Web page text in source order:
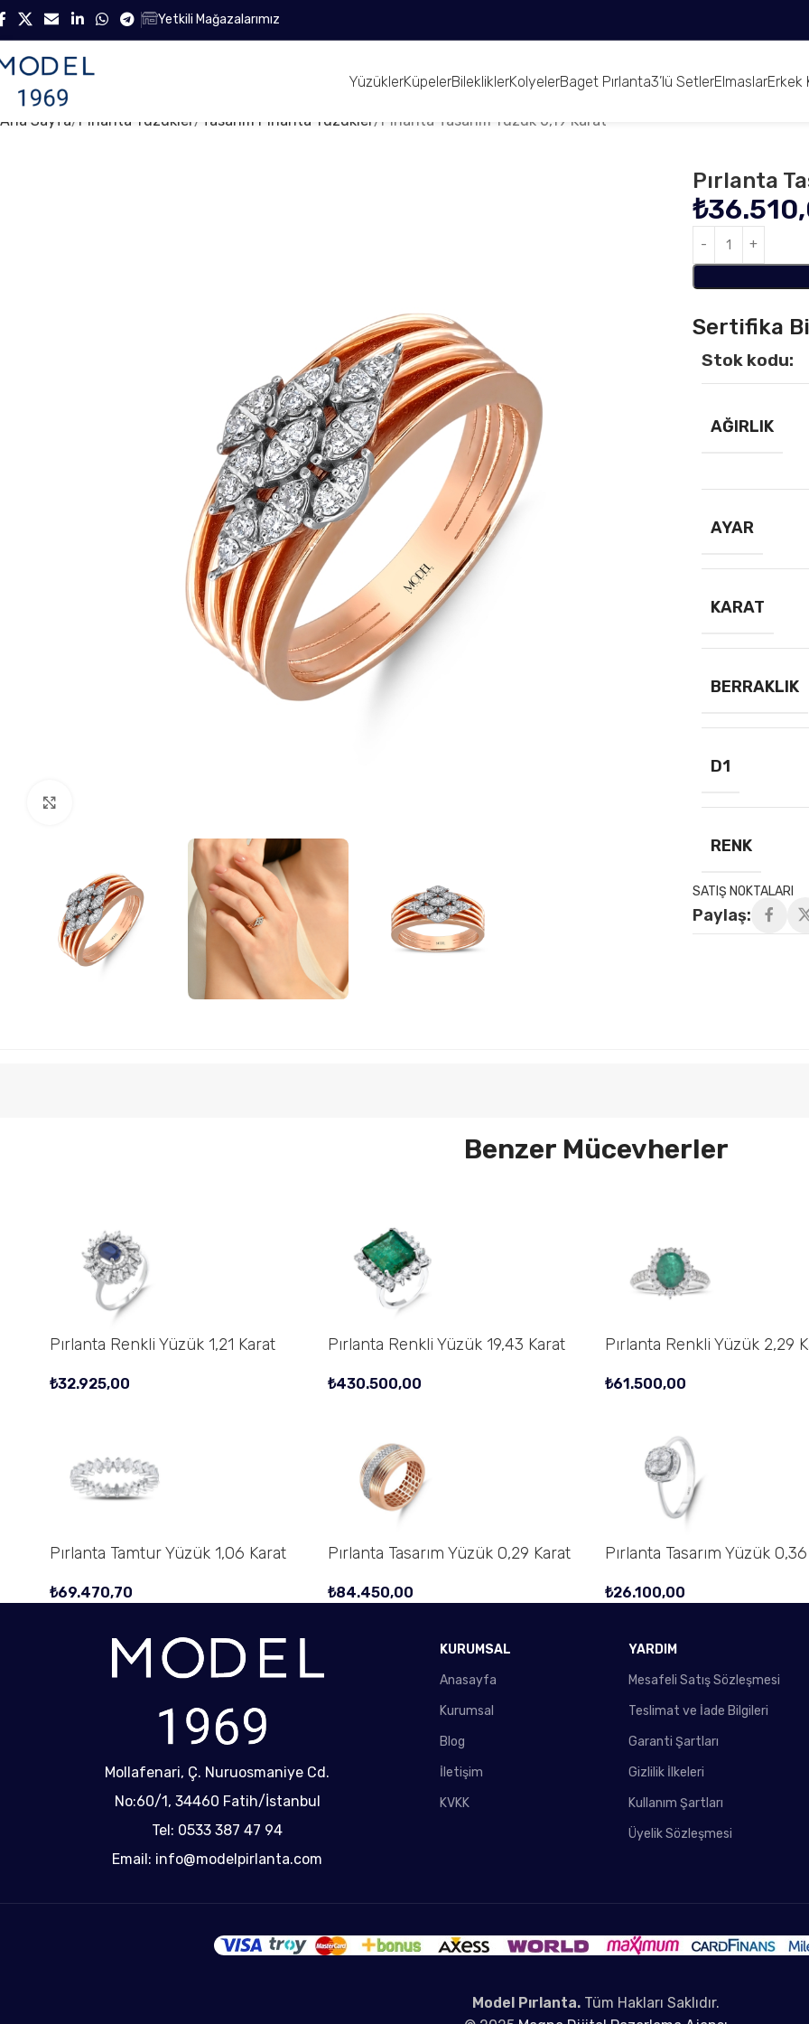
Yetkili Mağazalarımız
YüzüklerKüpelerBilekliklerKolyelerBaget Pırlanta3’lü SetlerElmaslarErkek
Ana Sayfa Pırlanta Yüzükler Tasarım Pırlanta Yüzükler Pırlanta Tasarım Yüzük 0,19 Karat
Pırlanta
₺
Sertifika
Stok kodu:
AĞIRLIK
AYAR
KARAT
BERRAKLIK
D1
RENK
SATIŞ NOKTALARI
Paylaş:
Benzer Mücevherler
Pırlanta Renkli Yüzük 1,21 Karat
₺32.925,00
Pırlanta Renkli Yüzük 19,43 Karat
₺430.500,00
Pırlanta Renkli Yüzük 2,29
₺61.500,00
Pırlanta Tamtur Yüzük 1,06 Karat
₺69.470,70
Pırlanta Tasarım Yüzük 0,29 Karat
₺84.450,00
Pırlanta Tasarım Yüzük
₺26.100,00
Mollafenari, Ç. Nuruosmaniye Cd.
No:60/1, 34460 Fatih/İstanbul
Tel: 0533 387 47 94
Email: info@modelpirlanta.com
KURUMSAL
Anasayfa
Kurumsal
Blog
İletişim
KVKK
YARDIM
Mesafeli Satış Sözleşmesi
Teslimat ve İade Bilgileri
Garanti Şartları
Gizlilik İlkeleri
Kullanım Şartları
Üyelik Sözleşmesi
Model Pırlanta.Tüm Hakları Saklıdır.